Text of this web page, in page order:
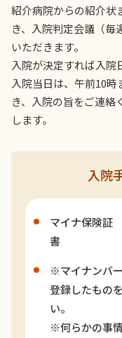
紹介病院からの紹介状
き、入院判定会議（毎
いただきます。
入院が決定すれば入院
入院当日は、午前10
き、入院の旨をご連絡
します。
入院
マイナ保険
※マイナンバ
登録したもの
※何らかの事